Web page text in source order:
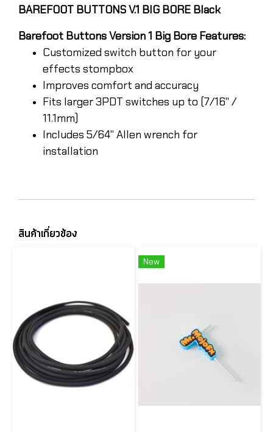
BAREFOOT BUTTONS V.1 BIG BORE Black
Barefoot Buttons Version 1 Big Bore Features:
Customized switch button for your
effects stompbox
Improves comfort and accuracy
Fits larger 3PDT switches up to (7/16" /
11.1mm)
Includes 5/64" Allen wrench for
installation
สินค้าเกี่ยวข้อง
New